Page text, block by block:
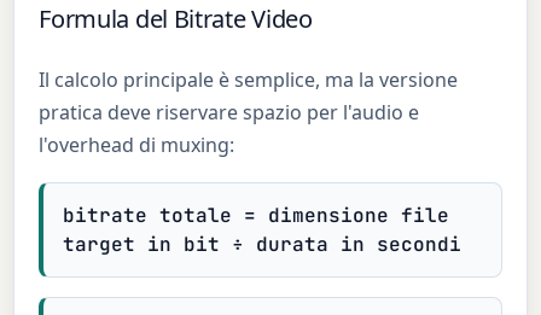
Formula del Bitrate Video
Il calcolo principale è semplice, ma la versione
pratica deve riservare spazio per l'audio e
l'overhead di muxing:
bitrate totale = dimensione file
target in bit ÷ durata in secondi